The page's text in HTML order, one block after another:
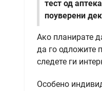
тест од
поуверени
Ако планирате
да го одложите
следете ги
Особено